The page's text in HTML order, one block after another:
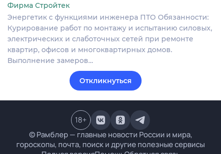
Фирма Стройтек
Энергетик с функциями инженера ПТО Обязанности:
Курирование работ по монтажу и испытанию силовых,
электрических и слаботочных сетей при ремонте
квартир, офисов и многоквартирных домов.
Выполнение замеров…
Откликнуться
© Рамблер — главные новости России и мира,
гороскопы, почта, поиск и другие полезные сервисы
18+